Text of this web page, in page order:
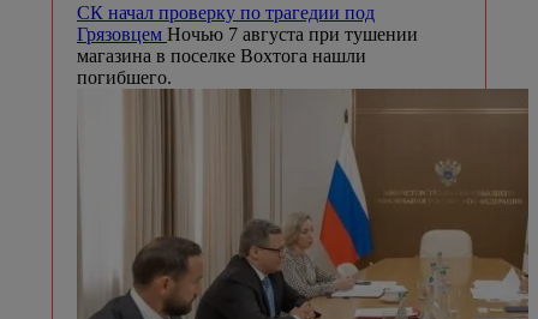
СК начал проверку по трагедии под
Грязовцем Ночью 7 августа при тушении
магазина в поселке Вохтога нашли
погибшего.